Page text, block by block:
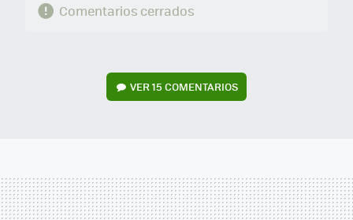
Comentarios cerrados
VER15 COMENTARIOS